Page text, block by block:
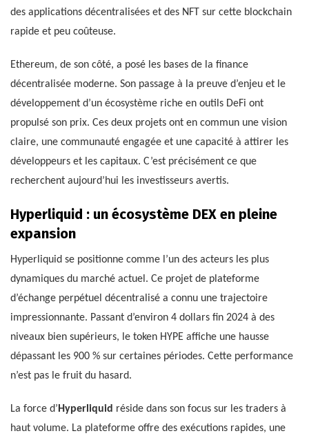
des applications décentralisées et des NFT sur cette blockchain
rapide et peu coûteuse.
Ethereum, de son côté, a posé les bases de la finance
décentralisée moderne. Son passage à la preuve d’enjeu et le
développement d’un écosystème riche en outils DeFi ont
propulsé son prix. Ces deux projets ont en commun une vision
claire, une communauté engagée et une capacité à attirer les
développeurs et les capitaux. C’est précisément ce que
recherchent aujourd’hui les investisseurs avertis.
Hyperliquid : un écosystème DEX en pleine
expansion
Hyperliquid se positionne comme l’un des acteurs les plus
dynamiques du marché actuel. Ce projet de plateforme
d’échange perpétuel décentralisé a connu une trajectoire
impressionnante. Passant d’environ 4 dollars fin 2024 à des
niveaux bien supérieurs, le token HYPE affiche une hausse
dépassant les 900 % sur certaines périodes. Cette performance
n’est pas le fruit du hasard.
La force d’Hyperliquid réside dans son focus sur les traders à
haut volume. La plateforme offre des exécutions rapides, une